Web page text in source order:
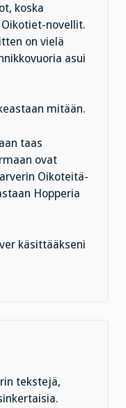
koska
novellit.
on vielä
asui
mitään.
taas
ovat
Oikoteitä-
Hopperia
käsittääkseni
tekstejä,